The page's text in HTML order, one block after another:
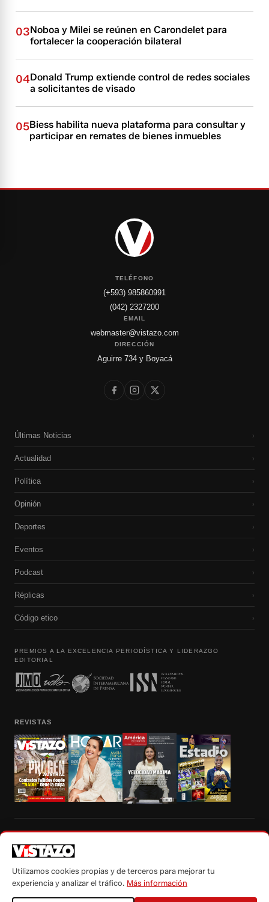
03Noboa y Milei se reúnen en Carondelet para
fortalecer la cooperación bilateral
04Donald Trump extiende control de redes sociales
a solicitantes de visado
05Biess habilita nueva plataforma para consultar y
participar en remates de bienes inmuebles
TELÉFONO
(+593) 985860991
(042) 2327200
EMAIL
webmaster@vistazo.com
DIRECCIÓN
Aguirre 734 y Boyacá
Últimas Noticias ›
Actualidad ›
Política ›
Opinión ›
Deportes ›
Eventos ›
Podcast ›
Réplicas ›
Código etico ›
PREMIOS A LA EXCELENCIA PERIODÍSTICA Y LIDERAZGO
EDITORIAL
REVISTAS
autorización escrita de su titular, de todos los contenidos de Vistazo.com.
Utilizamos cookies propias y de terceros para mejorar tu
experiencia y analizar el tráfico. Más información